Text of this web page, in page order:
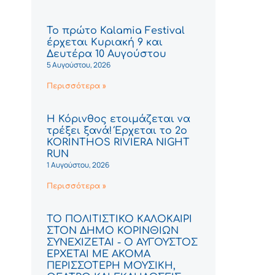
Το πρώτο Kalamia Festival
έρχεται Κυριακή 9 και
Δευτέρα 10 Αυγούστου
5 Αυγούστου, 2026
Περισσότερα »
Η Κόρινθος ετοιμάζεται να
τρέξει ξανά! Έρχεται το 2ο
KORINTHOS RIVIERA NIGHT
RUN
1 Αυγούστου, 2026
Περισσότερα »
ΤΟ ΠΟΛΙΤΙΣΤΙΚΟ ΚΑΛΟΚΑΙΡΙ
ΣΤΟΝ ΔΗΜΟ ΚΟΡΙΝΘΙΩΝ
ΣΥΝΕΧΙΖΕΤΑΙ - Ο ΑΥΓΟΥΣΤΟΣ
ΕΡΧΕΤΑΙ ΜΕ ΑΚΟΜΑ
ΠΕΡΙΣΣΟΤΕΡΗ ΜΟΥΣΙΚΗ,